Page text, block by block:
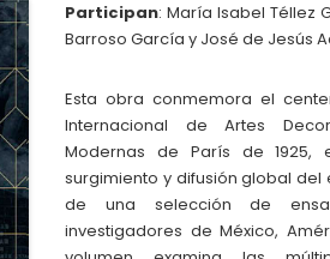
Participan: María Isabel Téllez
Barroso García y José de Jesús
Esta obra conmemora el
Internacional de Artes
Modernas de París de 1925,
surgimiento y difusión global del
de una selección de
investigadores de México,